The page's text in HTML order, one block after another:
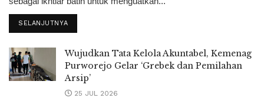
SELANJUTNYA
Wujudkan Tata Kelola Akuntabel, Kemenag
Purworejo Gelar ‘Grebek dan Pemilahan
Arsip’
25 JUL 2026